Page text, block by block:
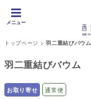
メニュー
トップページ >羽二重結びバウム
羽二重結びバウム
お取り寄せ 通常便